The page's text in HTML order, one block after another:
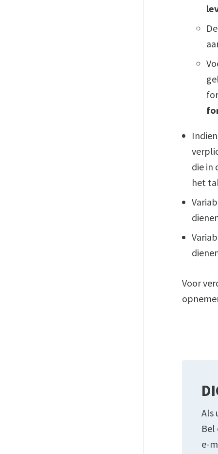
die in
het
Voor
Als
e-